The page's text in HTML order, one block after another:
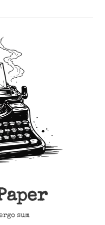
sum